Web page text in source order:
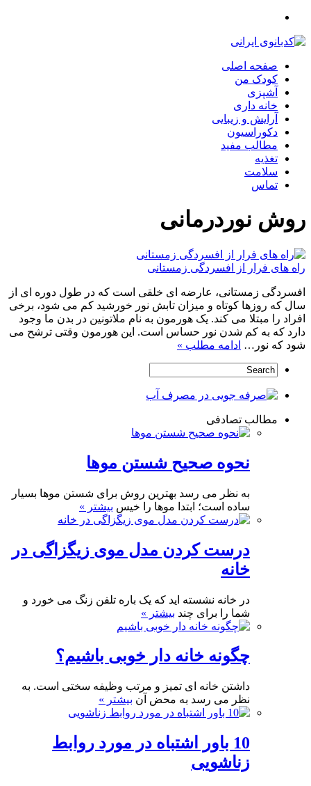
صفحه اصلی
کودک من
آشپزی
خانه داری
آرایش و زیبایی
دکوراسیون
مطالب مفید
تغذیه
سلامت
تماس
روش نوردرمانی
راه های فرار از افسردگی زمستانی
افسردگی زمستانی، عارضه ای خلقی است که در طول دوره ای از
سال که روزها کوتاه و میزان تابش نور خورشید کم می شود، برخی
افراد را مبتلا می کند. یک هورمون به نام ملاتونین در بدن ما وجود
دارد که به کم شدن نور حساس است. این هورمون وقتی ترشح می
شود که نور… ادامه مطلب »
مطالب تصادفی
نحوه صحیح شستن موها
به نظر می رسد بهترین روش برای شستن موها بسیار
ساده است؛ ابتدا موها را خیس بیشتر »
درست کردن مدل موی زیگزاگی در
خانه
در خانه نشسته اید که یک باره تلفن زنگ می خورد و
شما را برای چند بیشتر »
چگونه خانه دار خوبی باشیم؟
داشتن خانه ای تمیز و مرتب وظیفه سختی است. به
نظر می رسد به محض آن بیشتر »
10 باور اشتباه در مورد روابط
زناشویی